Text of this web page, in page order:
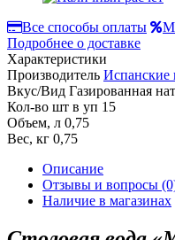
Все способы оплаты
Подробнее о доставке
Характеристики
Производитель Испанские
Вкус/Вид Газированная
Кол-во шт в уп 15
Объем, л 0,75
Вес, кг 0,75
Описание
Отзывы и вопросы
Наличие в магазинах